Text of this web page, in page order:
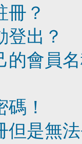
冊？
登出？
的會員
！
但是無